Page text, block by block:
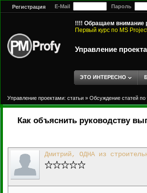
Регистрация E-Mail Пароль
!!!! Обращаем внимание
Первый курс по MS
Управление
ЭТО ИНТЕРЕСНО
Управление проектами: статьи » Обсуждение статей
Как объяснить руководству
Дмитрий, ОДНА из